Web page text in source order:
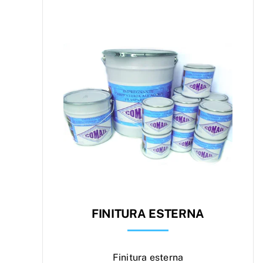
FINITURA ESTERNA
Finitura esterna